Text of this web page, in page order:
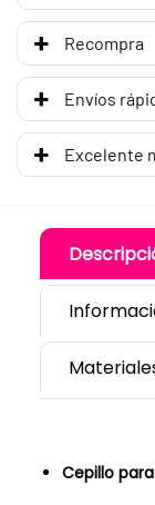
Recompra
Envíos
Excelente
Cepillo